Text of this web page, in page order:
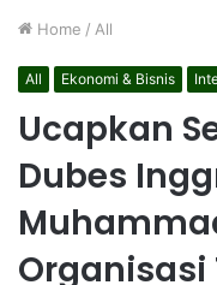
Home / All
All Ekonomi & Bisnis
Ucapkan
Dubes
Organisasi